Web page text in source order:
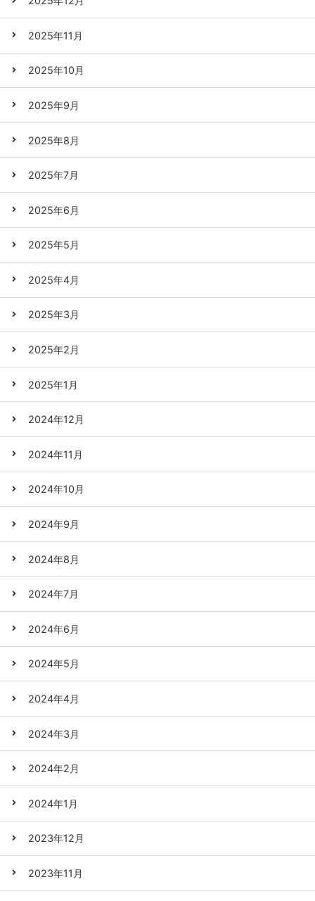
2025年11月
2025年10月
2025年9月
2025年8月
2025年7月
2025年6月
2025年5月
2025年4月
2025年3月
2025年2月
2025年1月
2024年12月
2024年11月
2024年10月
2024年9月
2024年8月
2024年7月
2024年6月
2024年5月
2024年4月
2024年3月
2024年2月
2024年1月
2023年12月
2023年11月